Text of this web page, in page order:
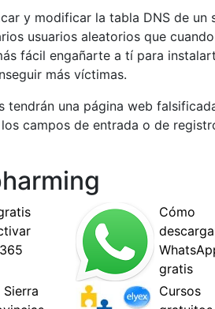
y modificar la tabla DNS de
usuarios aleatorios que
fácil engañarte a tí para
más víctimas.
una página web
campos de entrada o de